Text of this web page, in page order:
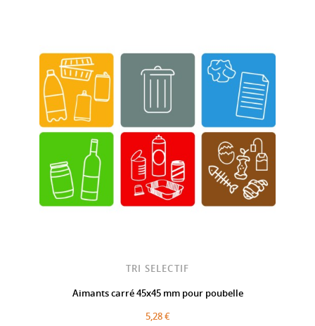
TRI SELECTIF
Aimants carré 45x45 mm pour poubelle
5,28 €